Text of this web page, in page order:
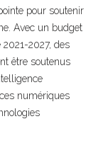
pour soutenir
Avec un budget
2027, des
être soutenus
numériques